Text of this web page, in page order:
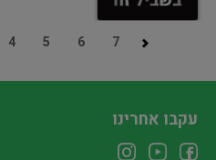
4 5 6 7
עקבו אחרינו